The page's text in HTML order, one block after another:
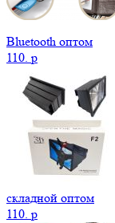
Bluetooth оптом
110. p
складной оптом
110. p